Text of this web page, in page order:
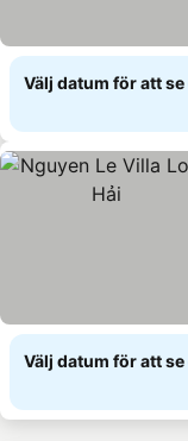
Välj datum för att
Välj datum för att